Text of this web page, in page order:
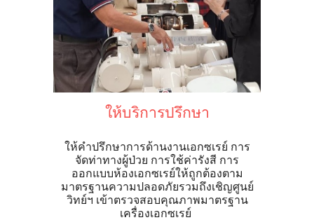
ให้บริการปรึกษา
ให้คำปรึกษาการด้านงานเอกซเรย์ การ
จัดท่าทางผู้ป่วย การใช้ค่ารังสี การ
ออกแบบห้องเอกซเรย์ให้ถูกต้องตาม
มาตรฐานความปลอดภัยรวมถึงเชิญศูนย์
วิทย์ฯ เข้าตรวจสอบคุณภาพมาตรฐาน
เครื่องเอกซเรย์